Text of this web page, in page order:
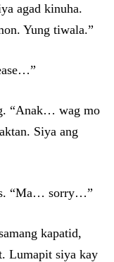
agad kinuha.
Yung tiwala.”
“Anak… wag mo
Siya ang
“Ma… sorry…”
kapatid,
Lumapit siya kay